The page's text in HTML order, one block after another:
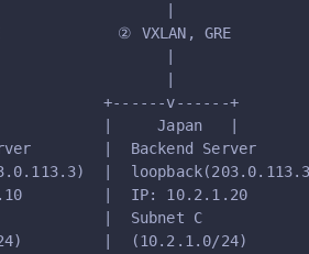
② VXLAN, GRE
+------v------+
|            |     Japan   |
|  Backend Server
|
|  IP: 10.2.1.20
|  Subnet C
|  (10.2.1.0/24)